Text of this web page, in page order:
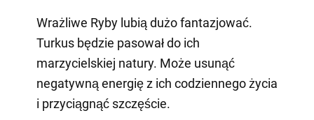
Wrażliwe Ryby lubią dużo fantazjować.
Turkus będzie pasował do ich
marzycielskiej natury. Może usunąć
negatywną energię z ich codziennego życia
i przyciągnąć szczęście.